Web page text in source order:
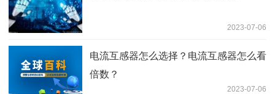
2023-07-06
电流互感器怎么选择？电流互感器怎么看
倍数？
2023-07-06